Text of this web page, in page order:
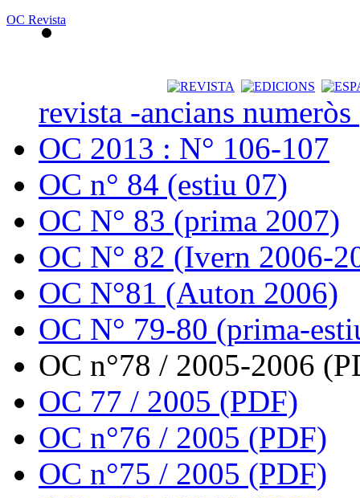
OC Revista
revista -ancians
OC 2013 : N° 106-107
OC n° 84 (estiu 07)
OC N° 83 (prima 2007)
OC N° 82 (Ivern 2006-
OC N°81 (Auton 2006)
OC N° 79-80 (prima-
OC n°78 / 2005-2006
OC 77 / 2005 (PDF)
OC n°76 / 2005 (PDF)
OC n°75 / 2005 (PDF)